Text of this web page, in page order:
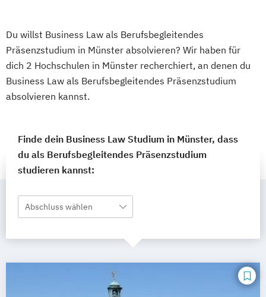
Du willst Business Law als Berufsbegleitendes
Präsenzstudium in Münster absolvieren? Wir haben für
dich 2 Hochschulen in Münster recherchiert, an denen du
Business Law als Berufsbegleitendes Präsenzstudium
absolvieren kannst.
Finde dein Business Law Studium in Münster, dass
du als Berufsbegleitendes Präsenzstudium
studieren kannst:
Abschluss wählen